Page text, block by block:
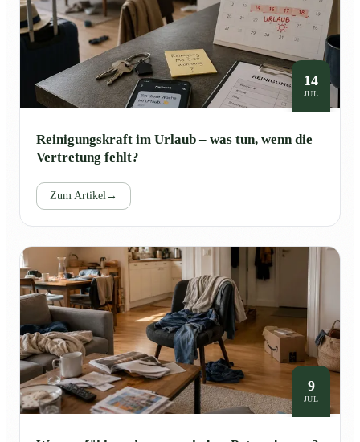
14
JUL
Reinigungskraft im Urlaub – was tun, wenn die
Vertretung fehlt?
Zum Artikel →
9
JUL